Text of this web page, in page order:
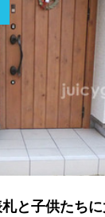
札と子供たち